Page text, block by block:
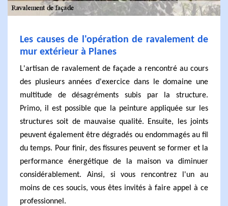
Les causes de l'opération de ravalement de
mur extérieur à Planes
L'artisan de ravalement de façade a rencontré au cours
des plusieurs années d'exercice dans le domaine une
multitude de désagréments subis par la structure.
Primo, il est possible que la peinture appliquée sur les
structures soit de mauvaise qualité. Ensuite, les joints
peuvent également être dégradés ou endommagés au fil
du temps. Pour finir, des fissures peuvent se former et la
performance énergétique de la maison va diminuer
considérablement. Ainsi, si vous rencontrez l'un au
moins de ces soucis, vous êtes invités à faire appel à ce
professionnel.